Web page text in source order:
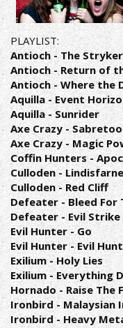
PLAYLIST:
Antioch - The Stryker
Antioch - Return of
Antioch - Where the
Aquilla - Event
Aquilla - Sunrider
Axe Crazy -
Axe Crazy - Magic
Coffin Hunters -
Culloden - Lindisfarne
Culloden - Red Cliff
Defeater - Bleed For
Defeater - Evil Strike
Evil Hunter - Go
Evil Hunter - Evil
Exilium - Holy Lies
Exilium - Everything
Hornado - Raise The
Ironbird - Malaysian
Ironbird - Heavy